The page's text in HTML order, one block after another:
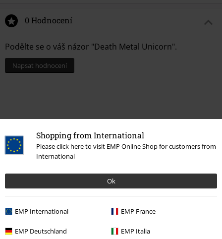
Shopping from International
Please click here to visit EMP Online Shop for customers from
International
Ok
EMP International EMP France
EMP Deutschland EMP Italia
0 Hodnocení
Podělte se o váš názor "Death Metal Unicorn".
Napsat hodnocení
Naposledy navštívené